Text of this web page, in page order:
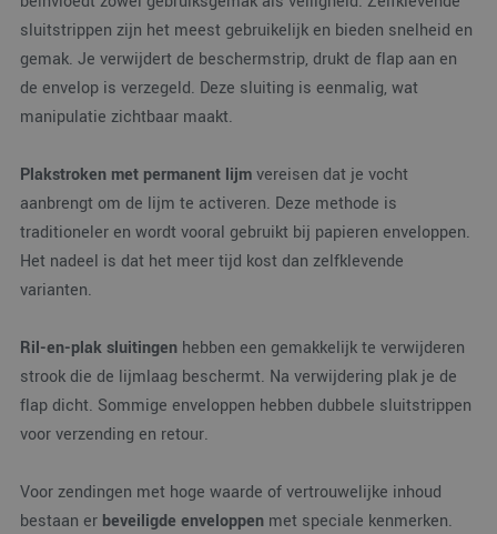
sluitstrippen zijn het meest gebruikelijk en bieden snelheid en
gemak. Je verwijdert de beschermstrip, drukt de flap aan en
de envelop is verzegeld. Deze sluiting is eenmalig, wat
manipulatie zichtbaar maakt.
Plakstroken met permanent lijmvereisen dat je vocht
aanbrengt om de lijm te activeren. Deze methode is
traditioneler en wordt vooral gebruikt bij papieren enveloppen.
Het nadeel is dat het meer tijd kost dan zelfklevende
varianten.
Ril-en-plak sluitingen hebben een gemakkelijk te verwijderen
strook die de lijmlaag beschermt. Na verwijdering plak je de
flap dicht. Sommige enveloppen hebben dubbele sluitstrippen
voor verzending en retour.
Voor zendingen met hoge waarde of vertrouwelijke inhoud
bestaan er beveiligde enveloppen met speciale kenmerken.